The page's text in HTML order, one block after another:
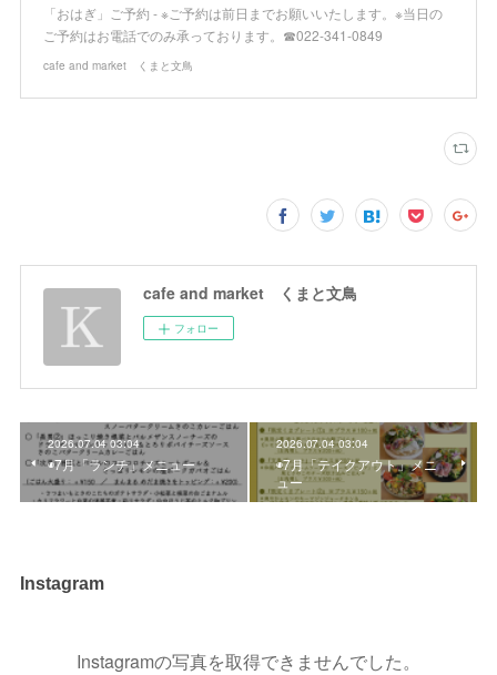
「おはぎ」ご予約 - ※ご予約は前日までお願いいたします。※当日の
ご予約はお電話でのみ承っております。☎022-341-0849
cafe and market くまと文鳥
cafe and market くまと文鳥
フォロー
2026.07.04 03:04
◉7月「ランチ」メニュー
2026.07.04 03:04
◉7月「テイクアウト」メニ
ュー
Instagram
Instagramの写真を取得できませんでした。